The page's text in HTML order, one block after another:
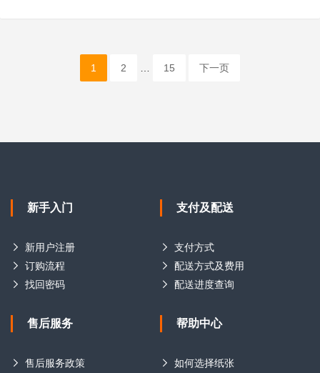
1 2 … 15 下一页
新手入门
新用户注册
订购流程
找回密码
支付及配送
支付方式
配送方式及费用
配送进度查询
售后服务
售后服务政策
帮助中心
如何选择纸张